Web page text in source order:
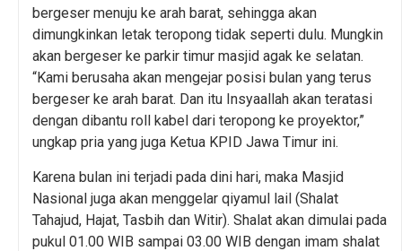
bergeser menuju ke arah barat, sehingga akan
dimungkinkan letak teropong tidak seperti dulu. Mungkin
akan bergeser ke parkir timur masjid agak ke selatan.
“Kami berusaha akan mengejar posisi bulan yang terus
bergeser ke arah barat. Dan itu Insyaallah akan teratasi
dengan dibantu roll kabel dari teropong ke proyektor,”
ungkap pria yang juga Ketua KPID Jawa Timur ini.
Karena bulan ini terjadi pada dini hari, maka Masjid
Nasional juga akan menggelar qiyamul lail (Shalat
Tahajud, Hajat, Tasbih dan Witir). Shalat akan dimulai pada
pukul 01.00 WIB sampai 03.00 WIB dengan imam shalat